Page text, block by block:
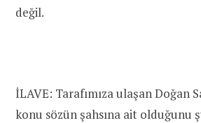
değil.
İLAVE: Tarafımıza ulaşan Doğan
konu sözün şahsına ait olduğunu